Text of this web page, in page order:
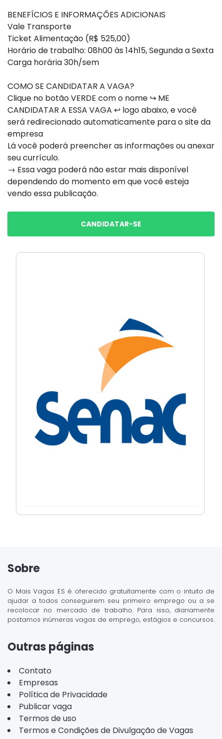
BENEFÍCIOS E INFORMAÇÕES ADICIONAIS
Vale Transporte
Ticket Alimentação (R$ 525,00)
Horário de trabalho: 08h00 às 14h15, Segunda a Sexta
Carga horária 30h/sem
COMO SE CANDIDATAR A VAGA?
Clique no botão VERDE com o nome ↪ ME
CANDIDATAR A ESSA VAGA ↩ logo abaixo, e você
será redirecionado automaticamente para o site da
empresa
Lá você poderá preencher as informações ou anexar
seu currículo.
→ Essa vaga poderá não estar mais disponível
dependendo do momento em que você esteja
vendo essa publicação.
CANDIDATAR-SE
Sobre
O Mais Vagas ES é oferecido gratuitamente com o intuito de
ajudar a todos conseguirem seu primeiro emprego ou a se
recolocar no mercado de trabalho. Para isso, diariamente
postamos inúmeras vagas de emprego, estágios e concursos.
Outras páginas
Contato
Empresas
Política de Privacidade
Publicar vaga
Termos de uso
Termos e Condições de Divulgação de Vagas